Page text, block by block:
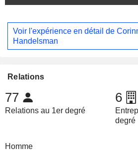
Voir l'expérience en détail de
Handelsman
Relations
77
Relations au 1er degré
6
degré
Homme